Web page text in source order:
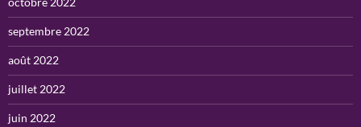
septembre 2022
août 2022
juillet 2022
juin 2022